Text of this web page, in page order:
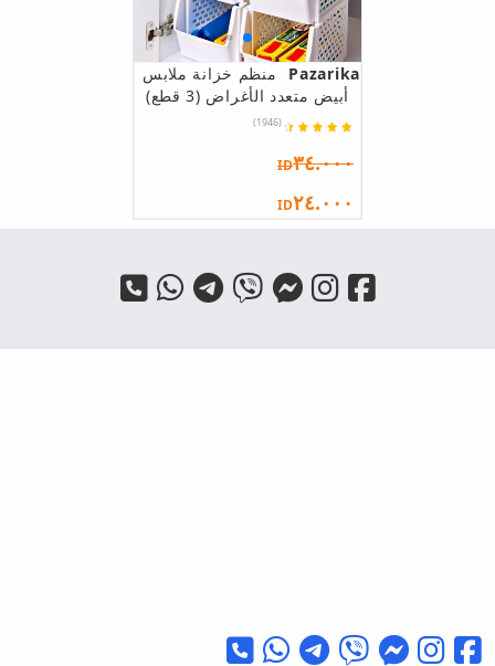
Pazarika
منظم خزانة ملابس
أبيض متعدد الأغراض (3 قطع)
(1946)
ID٣٤.٠٠٠
ID٢٤.٠٠٠